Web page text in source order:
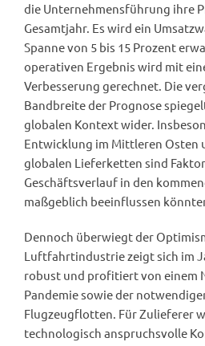
die Unternehmensführung ihre
Gesamtjahr. Es wird ein
Spanne von 5 bis 15 Prozent
operativen Ergebnis wird mit
Verbesserung gerechnet. Die
Bandbreite der Prognose
globalen Kontext wider.
Entwicklung im Mittleren Osten
globalen Lieferketten sind
Geschäftsverlauf in den
maßgeblich beeinflussen
Dennoch überwiegt der
Luftfahrtindustrie zeigt sich im
robust und profitiert von einem
Pandemie sowie der
Flugzeugflotten. Für Zulieferer
technologisch anspruchsvolle